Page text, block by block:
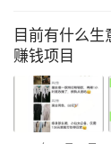
目前有什么
赚钱项目